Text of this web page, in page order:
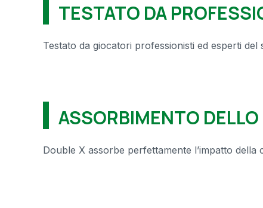
TESTATO DA
Testato da giocatori professionisti ed esperti
ASSORBIMENTO
Double X assorbe perfettamente l’impatto